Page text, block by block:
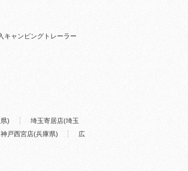
キャンピングトレーラー
)
埼玉寄居店(埼玉
神戸西宮店(兵庫県) 広